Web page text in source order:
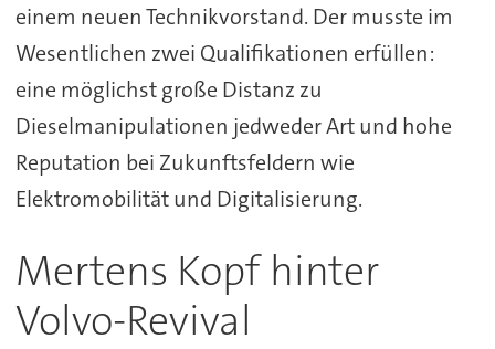
einem neuen Technikvorstand. Der musste im
Wesentlichen zwei Qualifikationen erfüllen:
eine möglichst große Distanz zu
Dieselmanipulationen jedweder Art und hohe
Reputation bei Zukunftsfeldern wie
Elektromobilität und Digitalisierung.
Mertens Kopf hinter
Volvo-Revival